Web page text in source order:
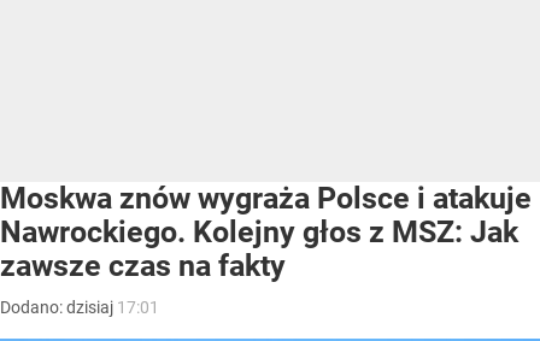
Moskwa znów wygraża Polsce i atakuje
Nawrockiego. Kolejny głos z MSZ: Jak
zawsze czas na fakty
Dodano:dzisiaj 17:01